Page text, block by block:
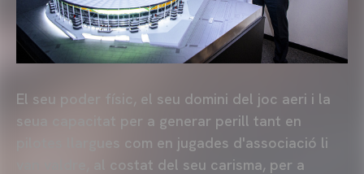
El seu poder físic, el seu domini del joc aeri i la
seua capacitat per a generar perill tant en
pilotes llargues com en jugades d'associació li
van valdre, al costat del seu carisma, per a